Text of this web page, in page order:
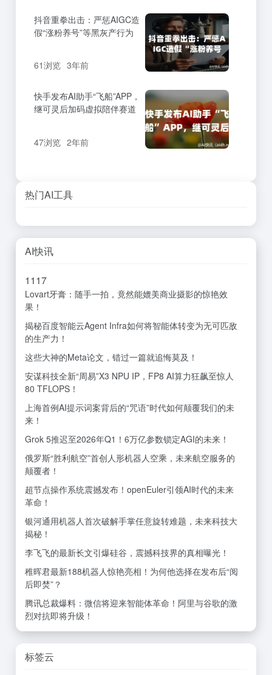
抖音重拳出击：严惩AIGC造
假“涨粉养号”等黑灰产行为
61浏览 3年前
快手发布AI助手“飞船”APP，
继可灵后加码虚拟陪伴赛道
47浏览 2年前
热门AI工具
AI快讯
1117
Lovart牙膏：随手一拍，竟然能媲美商业摄影的惊艳效
果！
揭秘百度智能云Agent Infra如何将智能体转变为无可匹敌
的生产力！
这些大神的Meta论文，错过一篇就追悔莫及！
安谋科技全新“周易”X3 NPU IP，FP8 AI算力狂飙至惊人
80 TFLOPS！
上海首例AI提示词案背后的“咒语”时代如何颠覆我们的未
来！
Grok 5推迟至2026年Q1！6万亿参数锁定AGI的未来！
俄罗斯“胜利航空”首创人形机器人空乘，未来航空服务的
颠覆者！
超节点操作系统震撼发布！openEuler引领AI时代的未来
革命！
银河通用机器人首次破解手掌任意旋转难题，未来科技大
揭秘！
李飞飞的最新长文引爆硅谷，震撼科技界的真相曝光！
稚晖君最新188机器人惊艳亮相！为何他选择在发布后“阅
后即焚”？
腾讯总裁爆料：微信将迎来智能体革命！阿里与谷歌的激
烈对抗即将升级！
标签云